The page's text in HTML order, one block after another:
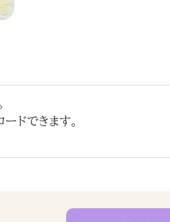
ドできます。